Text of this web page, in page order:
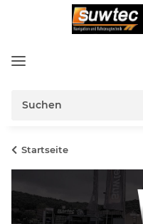
Startseite